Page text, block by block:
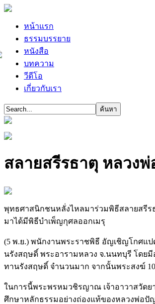
หน้าแรก
ธรรมบรรยาย
หนังสือ
บทความ
วีดีโอ
เกี่ยวกับเรา
สลายสรีรธาตุ หลวง
พุทธศาสนิกชนหลั่งไหลมาร่วมพิธีสลายสรีร
มาได้มีพิธีบำเพ็ญกุศลออกเมรุ
(5 พ.ย.) พนักงานพระราชพิธี อัญเชิญโกศแ
นรังสฤษดิ์ พระอารามหลวง จ.นนทบุรี โดย
ทานรังสฤษดิ์ จำนวนมาก จากนั้นพระสงฆ์
ในการนี้พระพรหมวชิรญาณ เจ้าอาวาสวัด
ศึกษาหลักธรรมอย่างถ่องแท้ของหลวงพ่อปั